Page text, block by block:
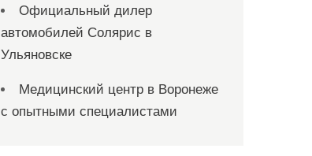
Официальный дилер
автомобилей Солярис в
Ульяновске
Медицинский центр в Воронеже
с опытными специалистами